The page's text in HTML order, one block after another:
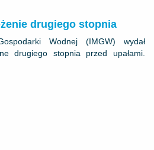
drugiego stopnia
Wodnej (IMGW) wydał
drugiego stopnia przed upałami.